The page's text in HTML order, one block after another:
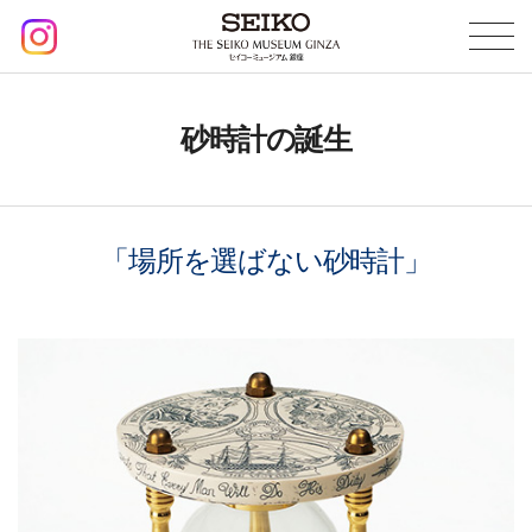
砂時計の誕生
「場所を選ばない砂時計」